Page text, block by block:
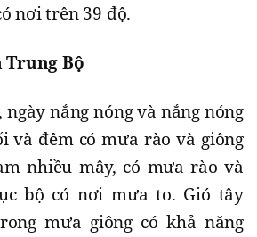
nơi trên 39 độ.
Trung Bộ
ngày nắng nóng và nắng nóng
và đêm có mưa rào và giông
nhiều mây, có mưa rào và
bộ có nơi mưa to. Gió tây
mưa giông có khả năng